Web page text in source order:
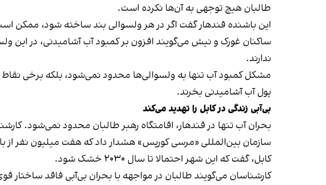
طالبان هیچ توجهی به آن‌ها نکرده است.
این باشنده قندهار گفت اگر در هر ولسوالی بند ساخته شود، ممکن
ساکنان غورک و نیش می‌گویند افزون بر کمبود آب آشامیدنی، در این
ندارند.
مشکل کمبود آب تنها به ولسوالی‌ها محدود نمی‌شود، بلکه برخی نقاط
پول آب آشامیدنی بخرند.
بی‌آبی زندگی در کابل را تهدید می‌کند
بحران آب تنها در قندهار، اقامتگاه رهبر طالبان محدود نمی‌شود.
سازمان بین‌المللی «مرسی کورپس» هشدار داد که هفت میلیون نفر از
کابل، گفت که این شهر احتمالا تا سال ۲۰۳۰ خشک شود.
کارشناسان می‌گویند طالبان در مواجهه با بحران بی‌آبی فاقد